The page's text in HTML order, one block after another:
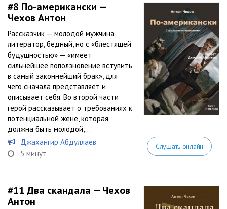
#8 По-американски —
Чехов Антон
Рассказчик — молодой мужчина,
литератор, бедный, но с «блестящей
будущностью» — «имеет
сильнейшее поползновение вступить
в самый законнейший брак», для
чего сначала представляет и
описывает себя. Во второй части
герой рассказывает о требованиях к
потенциальной жене, которая
должна быть молодой,...
Джахангир Абдуллаев
5 минут
Слушать онлайн
#11 Два скандала — Чехов
Антон